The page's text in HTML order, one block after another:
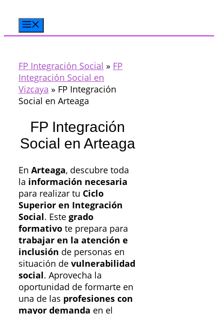
contenido
FP Integración Social » FP
Integración Social en
Vizcaya » FP Integración
Social en Arteaga
FP Integración
Social en Arteaga
En Arteaga, descubre toda
la información necesaria
para realizar tu Ciclo
Superior en Integración
Social. Este grado
formativo te prepara para
trabajar en la atención e
inclusión de personas en
situación de vulnerabilidad
social. Aprovecha la
oportunidad de formarte en
una de las profesiones con
mayor demanda en el